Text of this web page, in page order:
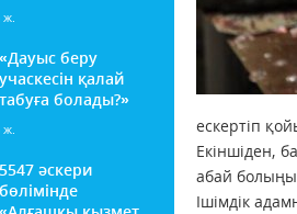
ж.
«Дауыс беру
учаскесін қалай
табуға болады?»
ж.
5547 әскери
бөлімінде
ескертіп
Екіншіден,
абай
Ішімдік